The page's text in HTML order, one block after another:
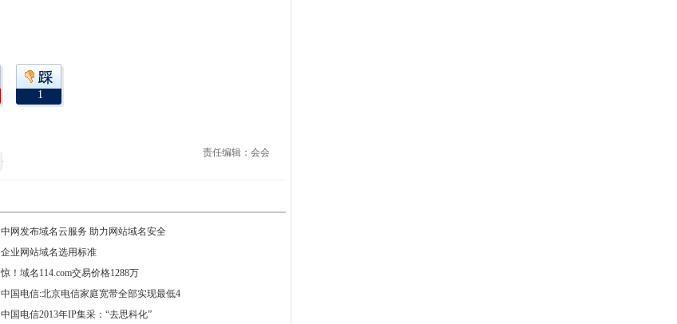
1
责任编辑：会会
中网发布域名云服务 助力网站域名安全
企业网站域名选用标准
惊！域名114.com交易价格1288万
中国电信:北京电信家庭宽带全部实现最低4
中国电信2013年IP集采：“去思科化”